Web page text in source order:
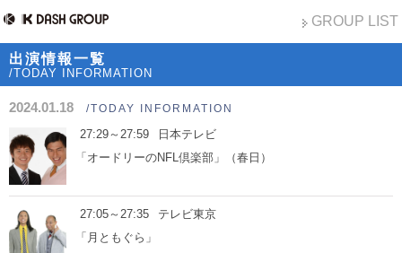
GROUP LIST
出演情報一覧
/TODAY INFORMATION
2024.01.18 /TODAY INFORMATION
27:29～27:59
日本テレビ
「オードリーのNFL倶楽部」（春日）
27:05～27:35
テレビ東京
「月ともぐら」